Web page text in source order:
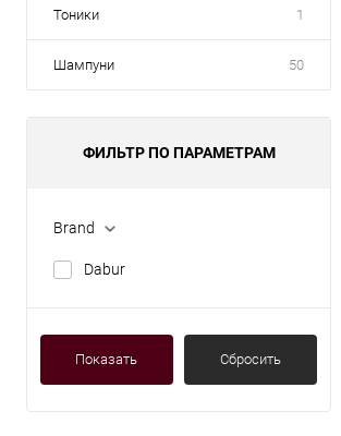
Тоники 1
Шампуни 50
ФИЛЬТР ПО ПАРАМЕТРАМ
Brand
Dabur
Показать Сбросить